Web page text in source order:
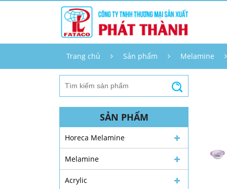
Trang chủ Sản phẩm Melamine
SẢN PHẨM
Horeca Melamine
Melamine
Acrylic